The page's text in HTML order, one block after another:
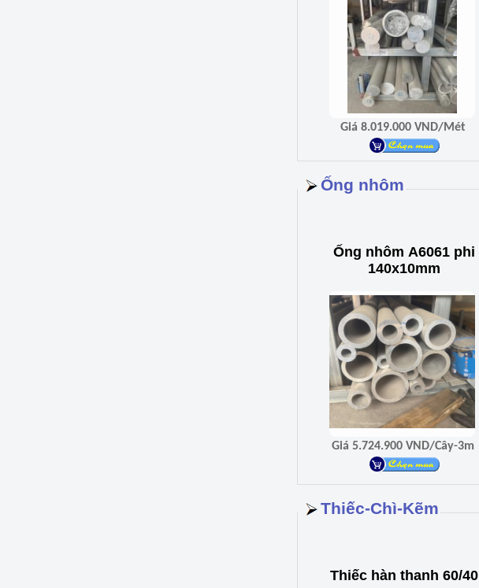
Giá 8.019.000 VND/Mét
Ống nhôm
Ống nhôm A6061 phi
140x10mm
Giá 5.724.900 VND/Cây-3m
Thiếc-Chì-Kẽm
Thiếc hàn thanh 60/40